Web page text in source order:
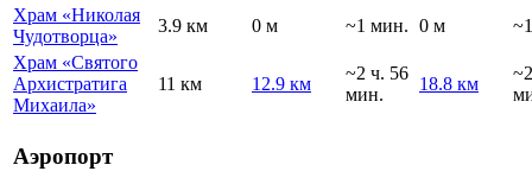
Храм «Николая
Чудотворца»
3.9 км 0 м ~1 мин. 0 м
Храм «Святого
Архистратига
Михаила»
11 км 12.9 км
~2 ч. 56
мин.
18.8 км
Аэропорт